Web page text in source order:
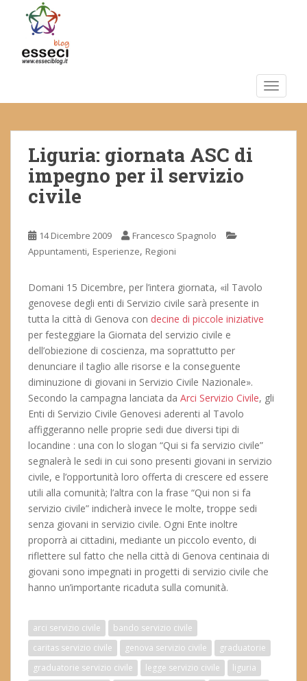
m
Liguria: giornata ASC di
impegno per il servizio
civile
14 Dicembre 2009
Francesco Spagnolo
Appuntamenti, Esperienze, Regioni
Domani 15 Dicembre, per l’intera giornata, «il Tavolo
genovese degli enti di Servizio civile sarà presente in
tutta la città di Genova con decine di piccole iniziative
per festeggiare la Giornata del servizio civile e
dell’obiezione di coscienza, ma soprattutto per
denunciare il taglio alle risorse e la conseguente
diminuzione di giovani in Servizio Civile Nazionale».
Secondo la campagna lanciata da Arci Servizio Civile, gli
Enti di Servizio Civile Genovesi aderenti al Tavolo
affiggeranno nelle proprie sedi due diversi tipi di
locandine : una con lo slogan “Qui si fa servizio civile”
segnalerà le sedi in cui sono presenti giovani in servizio
civile, e l’opportunità loro offerta di crescere ed essere
utili alla comunità; l’altra con la frase “Qui non si fa
servizio civile” indicherà invece le molte, troppe sedi
senza giovani in servizio civile. Ogni Ente inoltre
proporrà ai cittadini, mediante un piccolo evento, di
riflettere sul fatto che nella città di Genova centinaia di
giovani sono impegnati in progetti di servizio civile che
hanno un’importante ricaduta sulla comunità.
arci servizio civile
bando servizio civile
caritas servizio civile
genova servizio civile
graduatorie
graduatorie servizio civile
legge servizio civile
liguria